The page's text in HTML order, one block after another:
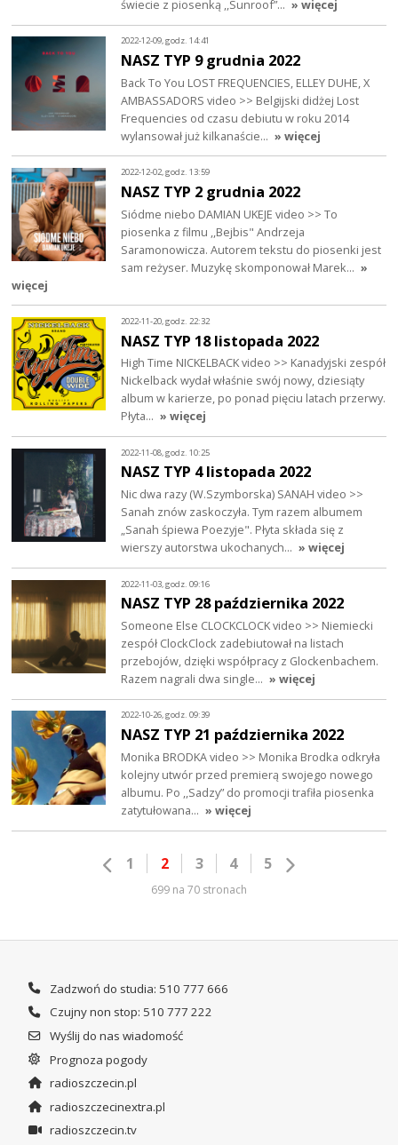
świecie z piosenką ,,Sunroof”… » więcej
2022-12-09, godz. 14:41
NASZ TYP 9 grudnia 2022
Back To You LOST FREQUENCIES, ELLEY DUHE, X
AMBASSADORS video >> Belgijski didżej Lost
Frequencies od czasu debiutu w roku 2014
wylansował już kilkanaście… » więcej
2022-12-02, godz. 13:59
NASZ TYP 2 grudnia 2022
Siódme niebo DAMIAN UKEJE video >> To
piosenka z filmu ,,Bejbis" Andrzeja
Saramonowicza. Autorem tekstu do piosenki jest
sam reżyser. Muzykę skomponował Marek… »
więcej
2022-11-20, godz. 22:32
NASZ TYP 18 listopada 2022
High Time NICKELBACK video >> Kanadyjski zespół
Nickelback wydał właśnie swój nowy, dziesiąty
album w karierze, po ponad pięciu latach przerwy.
Płyta… » więcej
2022-11-08, godz. 10:25
NASZ TYP 4 listopada 2022
Nic dwa razy (W.Szymborska) SANAH video >>
Sanah znów zaskoczyła. Tym razem albumem
„Sanah śpiewa Poezyje". Płyta składa się z
wierszy autorstwa ukochanych… » więcej
2022-11-03, godz. 09:16
NASZ TYP 28 października 2022
Someone Else CLOCKCLOCK video >> Niemiecki
zespół ClockClock zadebiutował na listach
przebojów, dzięki współpracy z Glockenbachem.
Razem nagrali dwa single… » więcej
2022-10-26, godz. 09:39
NASZ TYP 21 października 2022
Monika BRODKA video >> Monika Brodka odkryła
kolejny utwór przed premierą swojego nowego
albumu. Po ,,Sadzy” do promocji trafiła piosenka
zatytułowana… » więcej
1 2 3 4 5
699 na 70 stronach
Zadzwoń do studia: 510 777 666
Czujny non stop: 510 777 222
Wyślij do nas wiadomość
Prognoza pogody
radioszczecin.pl
radioszczecinextra.pl
radioszczecin.tv